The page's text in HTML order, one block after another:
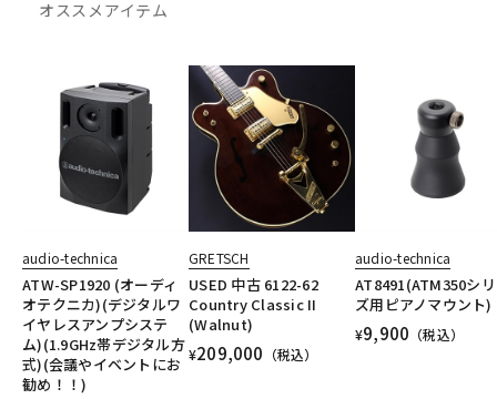
オススメアイテム
audio-technica
ATW-SP1920 (オーディ
オテクニカ)(デジタルワ
イヤレスアンプシステ
ム)(1.9GHz帯デジタル方
式)(会議やイベントにお
勧め！！)
GRETSCH
USED 中古 6122-62
Country Classic II
(Walnut)
¥209,000 （税込）
audio-technica
AT8491(ATM350シ
ズ用ピアノマウント)
¥9,900 （税込）